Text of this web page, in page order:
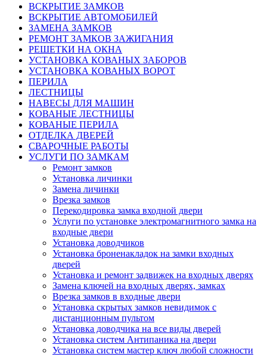
ВСКРЫТИЕ ЗАМКОВ
ВСКРЫТИЕ АВТОМОБИЛЕЙ
ЗАМЕНА ЗАМКОВ
РЕМОНТ ЗАМКОВ ЗАЖИГАНИЯ
РЕШЕТКИ НА ОКНА
УСТАНОВКА КОВАНЫХ ЗАБОРОВ
УСТАНОВКА КОВАНЫХ ВОРОТ
ПЕРИЛА
ЛЕСТНИЦЫ
НАВЕСЫ ДЛЯ МАШИН
КОВАНЫЕ ЛЕСТНИЦЫ
КОВАНЫЕ ПЕРИЛА
ОТДЕЛКА ДВЕРЕЙ
СВАРОЧНЫЕ РАБОТЫ
УСЛУГИ ПО ЗАМКАМ
Ремонт замков
Установка личинки
Замена личинки
Врезка замков
Перекодировка замка входной двери
Услуги по установке электромагнитного замка на
входные двери
Установка доводчиков
Установка броненакладок на замки входных
дверей
Установка и ремонт задвижек на входных дверях
Замена ключей на входных дверях, замках
Врезка замков в входные двери
Установка скрытых замков невидимок с
дистанционным пультом
Установка доводчика на все виды дверей
Установка систем Антипаника на двери
Установка систем мастер ключ любой сложности